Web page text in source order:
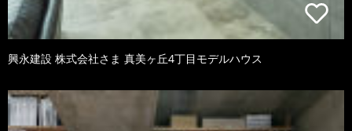
興永建設 株式会社さま 真美ヶ丘4丁目モデルハウス